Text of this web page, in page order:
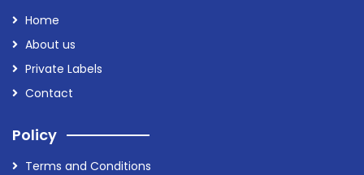
Home
About us
Private Labels
Contact
Policy
Terms and Conditions